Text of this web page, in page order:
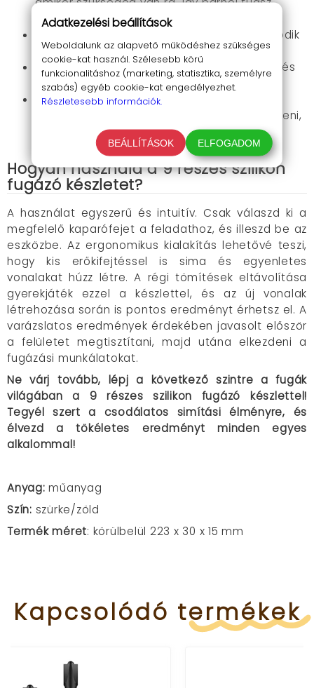
dolgozni vele.
: Tökéletesen alkalmazkodik
a különböző fugafúvóka szögekhez.
Egyszerű fejcsere: A cserélhető fejek gyors és
könnyű kezelhetőséget biztosítanak.
Széles alkalmazási terület
különböző helyiségeit szeretnéd megszépíteni,
ezt az eszközt neked találták ki.
Hogyan használd a 9 részes szilikon
fugázó készletet?
A használat egyszerű és intuitív. Csak válaszd ki a
megfelelő kaparófejet a feladathoz, és illeszd be az
eszközbe. Az ergonomikus kialakítás lehetővé teszi,
hogy kis erőkifejtéssel is sima és egyenletes
vonalakat húzz létre. A régi tömítések eltávolítása
gyerekjáték ezzel a készlettel, és az új vonalak
létrehozása során is pontos eredményt érhetsz el. A
varázslatos eredmények érdekében javasolt először
a felületet megtisztítani, majd utána elkezdeni a
fugázási munkálatokat.
Ne várj tovább, lépj a következő szintre a fugák
világában a 9 részes szilikon fugázó készlettel!
Tegyél szert a csodálatos simítási élményre, és
élvezd a tökéletes eredményt minden egyes
alkalommal!
Anyag: műanyag
Szín: szürke/zöld
Termék méret: körülbelül 223 x 30 x 15 mm
Kapcsolódó termékek
Adatkezelési beállítások
Weboldalunk az alapvető működéshez szükséges
cookie-kat használ. Szélesebb körű
funkcionalitáshoz (marketing, statisztika, személyre
szabás) egyéb cookie-kat engedélyezhet.
Részletesebb információk.
BEÁLLÍTÁSOK ELFOGADOM